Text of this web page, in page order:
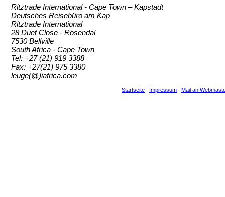
Ritztrade International - Cape Town – Kapstadt
Deutsches Reisebüro am Kap
Ritztrade International
28 Duet Close - Rosendal
7530 Bellville
South Africa - Cape Town
Tel: +27 (21) 919 3388
Fax: +27(21) 975 3380
leuge(@)iafrica.com
Startseite Impressum Mail an